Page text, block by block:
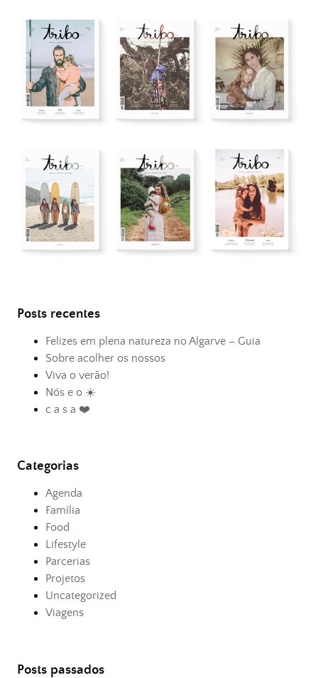
Posts recentes
Felizes em plena natureza no Algarve – Guia
Sobre acolher os nossos
Viva o verão!
Nós e o ☀️
c a s a ❤️
Categorias
Agenda
Família
Food
Lifestyle
Parcerias
Projetos
Uncategorized
Viagens
Posts passados